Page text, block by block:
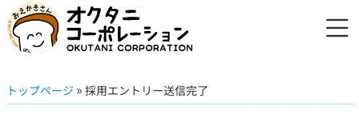
トップページ » 採用エントリー送信完了